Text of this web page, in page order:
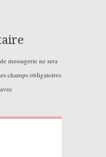
messagerie ne sera
champs obligatoires